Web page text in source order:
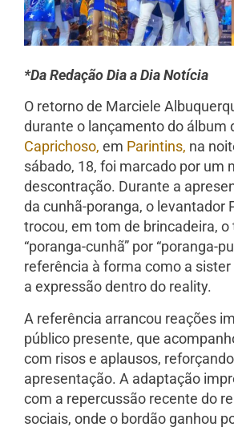
*Da Redação Dia a Dia Notícia
O retorno de Marciele
durante o lançamento do álbum
Caprichoso, em Parintins, na
sábado, 18, foi marcado por um
descontração. Durante a
da cunhã-poranga, o levantador
trocou, em tom de brincadeira, o
“poranga-cunhã” por “poranga-
referência à forma como a
a expressão dentro do reality.
A referência arrancou reações
público presente, que
com risos e aplausos,
apresentação. A adaptação
com a repercussão recente do
sociais, onde o bordão ganhou